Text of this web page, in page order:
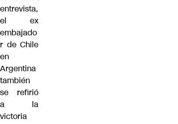
entrevista,
el ex
embajado
r de Chile
en
Argentina
también
se refirió
a la
victoria